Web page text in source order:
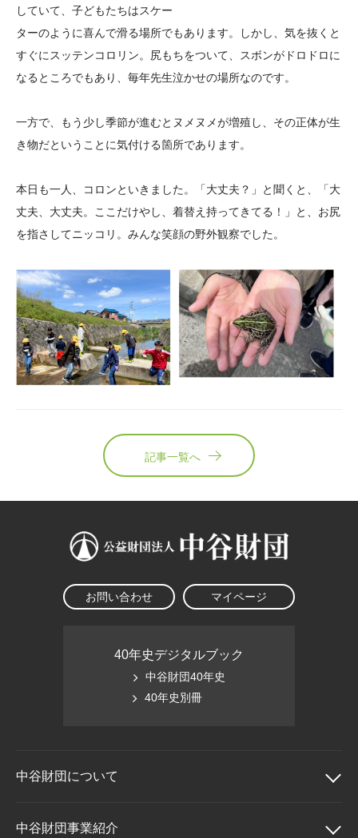
していて、子どもたちはスケー
ターのように喜んで滑る場所でもあります。しかし、気を抜くと
すぐにスッテンコロリン。尻もちをついて、スボンがドロドロに
なるところでもあり、毎年先生泣かせの場所なのです。
一方で、もう少し季節が進むとヌメヌメが増殖し、その正体が生
き物だということに気付ける箇所であります。
本日も一人、コロンといきました。「大丈夫？」と聞くと、「大
丈夫、大丈夫。ここだけやし、着替え持ってきてる！」と、お尻
を指さしてニッコリ。みんな笑顔の野外観察でした。
記事一覧へ
お問い合わせ マイページ
40年史デジタルブック
中谷財団40年史
40年史別冊
中谷財団について
中谷財団について
中谷財団事業紹介